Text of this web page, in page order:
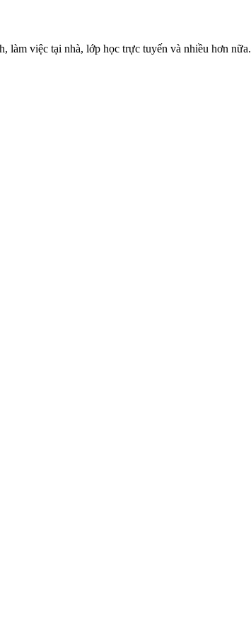
làm việc tại nhà, lớp học trực tuyến và nhiều hơn nữa.